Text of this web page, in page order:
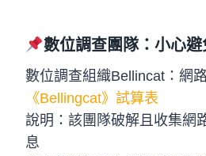
數位調查團隊：小心
數位調查組織Bellincat：網
《Bellingcat》試算表
說明：該團隊破解且收集網
息